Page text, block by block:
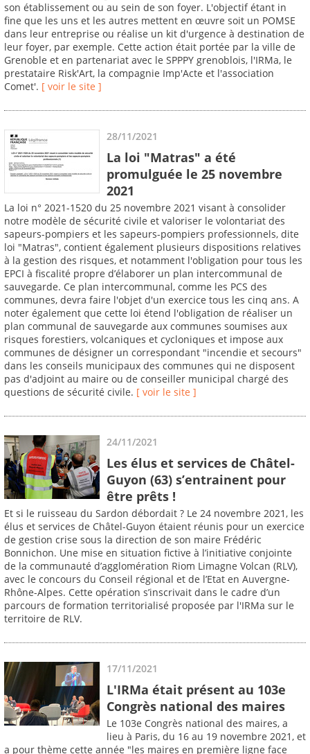
son établissement ou au sein de son foyer. L'objectif étant in
fine que les uns et les autres mettent en œuvre soit un POMSE
dans leur entreprise ou réalise un kit d'urgence à destination de
leur foyer, par exemple. Cette action était portée par la ville de
Grenoble et en partenariat avec le SPPPY grenoblois, l'IRMa, le
prestataire Risk'Art, la compagnie Imp'Acte et l'association
Comet'. [ voir le site ]
28/11/2021
La loi "Matras" a été
promulguée le 25 novembre
2021
La loi n° 2021-1520 du 25 novembre 2021 visant à consolider
notre modèle de sécurité civile et valoriser le volontariat des
sapeurs-pompiers et les sapeurs-pompiers professionnels, dite
loi "Matras", contient également plusieurs dispositions relatives
à la gestion des risques, et notamment l'obligation pour tous les
EPCI à fiscalité propre d’élaborer un plan intercommunal de
sauvegarde. Ce plan intercommunal, comme les PCS des
communes, devra faire l'objet d'un exercice tous les cinq ans. A
noter également que cette loi étend l'obligation de réaliser un
plan communal de sauvegarde aux communes soumises aux
risques forestiers, volcaniques et cycloniques et impose aux
communes de désigner un correspondant "incendie et secours"
dans les conseils municipaux des communes qui ne disposent
pas d'adjoint au maire ou de conseiller municipal chargé des
questions de sécurité civile. [ voir le site ]
24/11/2021
Les élus et services de Châtel-
Guyon (63) s’entrainent pour
être prêts !
Et si le ruisseau du Sardon débordait ? Le 24 novembre 2021, les
élus et services de Châtel-Guyon étaient réunis pour un exercice
de gestion crise sous la direction de son maire Frédéric
Bonnichon. Une mise en situation fictive à l’initiative conjointe
de la communauté d’agglomération Riom Limagne Volcan (RLV),
avec le concours du Conseil régional et de l’Etat en Auvergne-
Rhône-Alpes. Cette opération s’inscrivait dans le cadre d’un
parcours de formation territorialisé proposée par l'IRMa sur le
territoire de RLV.
17/11/2021
L'IRMa était présent au 103e
Congrès national des maires
Le 103e Congrès national des maires, a
lieu à Paris, du 16 au 19 novembre 2021, et
a pour thème cette année "les maires en première ligne face